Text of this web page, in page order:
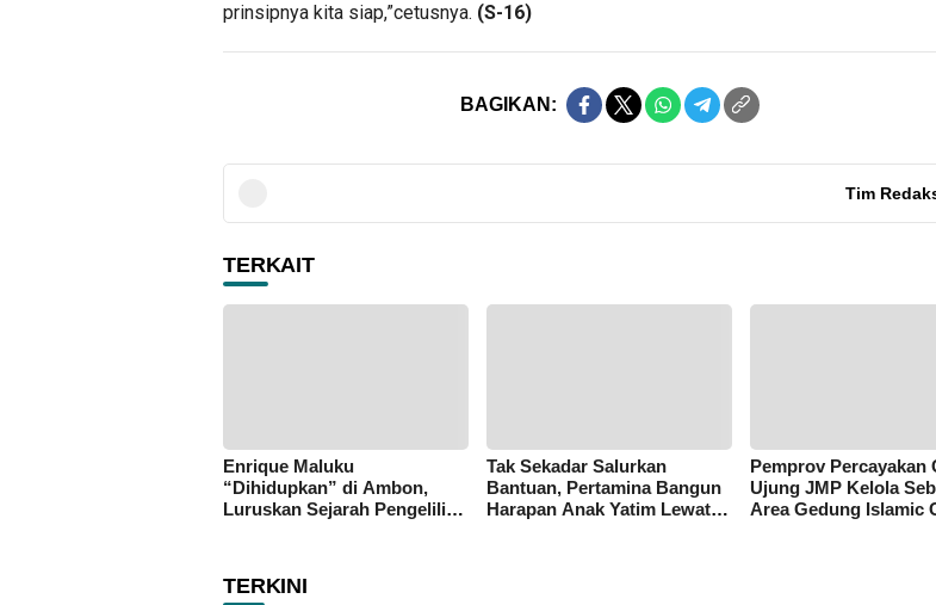
prinsipnya kita siap,”cetusnya. (S-16)
BAGIKAN:
Tim
TERKAIT
Enrique Maluku
“Dihidupkan” di Ambon,
Luruskan Sejarah Pengeliling
Tak Sekadar Salurkan
Bantuan, Pertamina Bangun
Harapan Anak Yatim Lewat
Pemprov Percayakan
Ujung JMP Kelola
Area Gedung Islamic
TERKINI